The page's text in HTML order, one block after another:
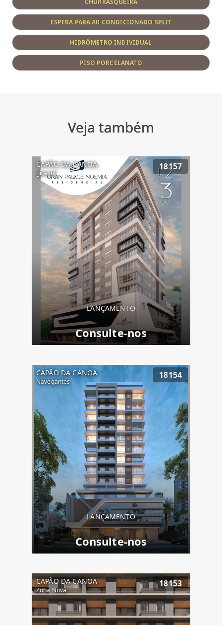
CHURRASQUEIRA
ESPERA PARA AR CONDICIONADO SPLIT
HIDRÔMETRO INDIVIDUAL
PISO PORCELANATO
Veja também
CAPÃO DA CANOA
girasol
18157
LANÇAMENTO
Consulte-nos
CAPÃO DA CANOA
Navegantes
18154
LANÇAMENTO
Consulte-nos
CAPÃO DA CANOA
Zona Nova
18153